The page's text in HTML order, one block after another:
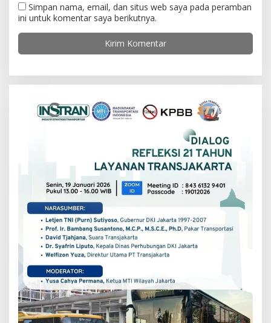
Simpan nama, email, dan situs web saya pada peramban
ini untuk komentar saya berikutnya.